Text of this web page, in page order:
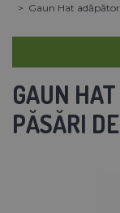
Gaun Hat
GAUN
PĂSĂRI